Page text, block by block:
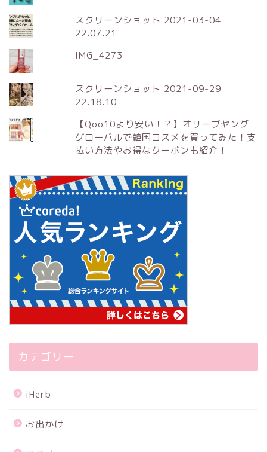
スクリーンショット 2021-03-04
22.07.21
IMG_4273
スクリーンショット 2021-09-29
22.18.10
【Qoo10より安い！？】オリーブヤング
グローバルで韓国コスメを買ってみた！支
払い方法やお得なクーポンも紹介！
カテゴリー
iHerb
お出かけ